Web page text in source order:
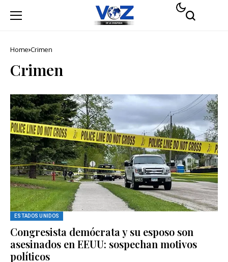
Home Crimen
Crimen
ESTADOS UNIDOS
Congresista demócrata y su esposo son
asesinados en EEUU: sospechan motivos
políticos